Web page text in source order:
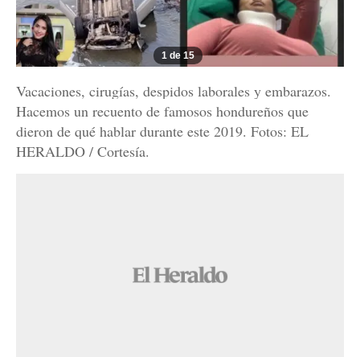
1 de 15
Vacaciones, cirugías, despidos laborales y embarazos.
Hacemos un recuento de famosos hondureños que
dieron de qué hablar durante este 2019. Fotos: EL
HERALDO / Cortesía.